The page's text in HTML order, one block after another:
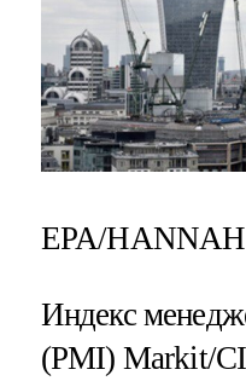
EPA/
Индекс
(PMI) Markit/